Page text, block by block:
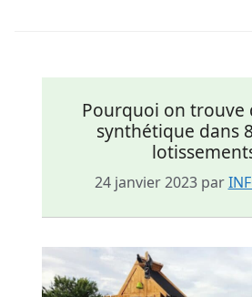
Pourquoi on trouve
synthétique dans
24 janvier 2023 par